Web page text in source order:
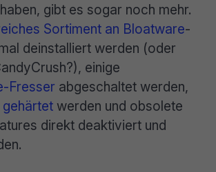
gibt es sogar noch mehr.
Sortiment an Bloatware-
deinstalliert werden (oder
einige
Fresser abgeschaltet werden,
werden und obsolete
direkt deaktiviert und